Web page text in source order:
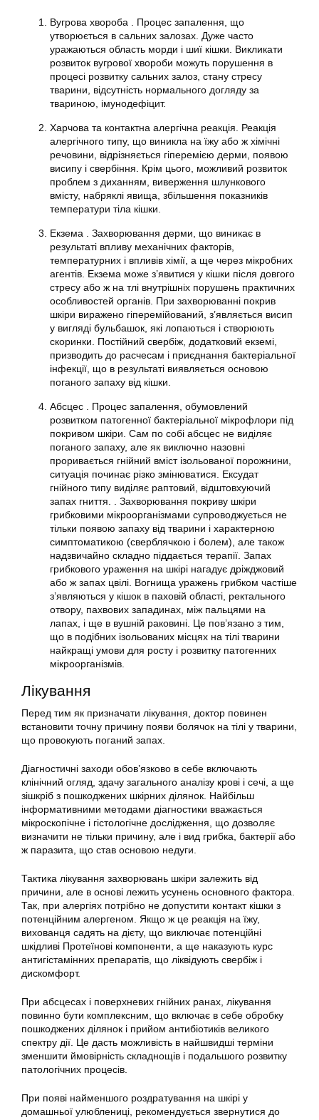
Вугрова хвороба . Процес запалення, що
утворюється в сальних залозах. Дуже часто
уражаються область морди і шиї кішки. Викликати
розвиток вугрової хвороби можуть порушення в
процесі розвитку сальних залоз, стану стресу
тварини, відсутність нормального догляду за
твариною, імунодефіцит.
Харчова та контактна алергічна реакція. Реакція
алергічного типу, що виникла на їжу або ж хімічні
речовини, відрізняється гіперемією дерми, появою
висипу і свербіння. Крім цього, можливий розвиток
проблем з диханням, виверження шлункового
вмісту, набряклі явища, збільшення показників
температури тіла кішки.
Екзема . Захворювання дерми, що виникає в
результаті впливу механічних факторів,
температурних і впливів хімії, а ще через мікробних
агентів. Екзема може з’явитися у кішки після довгого
стресу або ж на тлі внутрішніх порушень практичних
особливостей органів. При захворюванні покрив
шкіри виражено гіперемійований, з’являється висип
у вигляді бульбашок, які лопаються і створюють
скоринки. Постійний свербіж, додатковий екземі,
призводить до расчесам і приєднання бактеріальної
інфекції, що в результаті виявляється основою
поганого запаху від кішки.
Абсцес . Процес запалення, обумовлений
розвитком патогенної бактеріальної мікрофлори під
покривом шкіри. Сам по собі абсцес не виділяє
поганого запаху, але як виключно назовні
проривається гнійний вміст ізольованої порожнини,
ситуація починає різко змінюватися. Ексудат
гнійного типу виділяє раптовий, відштовхуючий
запах гниття. . Захворювання покриву шкіри
грибковими мікроорганізмами супроводжується не
тільки появою запаху від тварини і характерною
симптоматикою (сверблячкою і болем), але також
надзвичайно складно піддається терапії. Запах
грибкового ураження на шкірі нагадує дріжджовий
або ж запах цвілі. Вогнища уражень грибком частіше
з’являються у кішок в паховій області, ректального
отвору, пахвових западинах, між пальцями на
лапах, і ще в вушній раковині. Це пов’язано з тим,
що в подібних ізольованих місцях на тілі тварини
найкращі умови для росту і розвитку патогенних
мікроорганізмів.
Лікування
Перед тим як призначати лікування, доктор повинен
встановити точну причину появи болячок на тілі у тварини,
що провокують поганий запах.
Діагностичні заходи обов’язково в себе включають
клінічний огляд, здачу загального аналізу крові і сечі, а ще
зішкріб з пошкоджених шкірних ділянок. Найбільш
інформативними методами діагностики вважається
мікроскопічне і гістологічне дослідження, що дозволяє
визначити не тільки причину, але і вид грибка, бактерії або
ж паразита, що став основою недуги.
Тактика лікування захворювань шкіри залежить від
причини, але в основі лежить усунень основного фактора.
Так, при алергіях потрібно не допустити контакт кішки з
потенційним алергеном. Якщо ж це реакція на їжу,
вихованця садять на дієту, що виключає потенційні
шкідливі Протеїнові компоненти, а ще наказують курс
антигістамінних препаратів, що ліквідують свербіж і
дискомфорт.
При абсцесах і поверхневих гнійних ранах, лікування
повинно бути комплексним, що включає в себе обробку
пошкоджених ділянок і прийом антибіотиків великого
спектру дії. Це дасть можливість в найшвидші терміни
зменшити ймовірність складнощів і подальшого розвитку
патологічних процесів.
При появі найменшого роздратування на шкірі у
домашньої улюблениці, рекомендується звернутися до